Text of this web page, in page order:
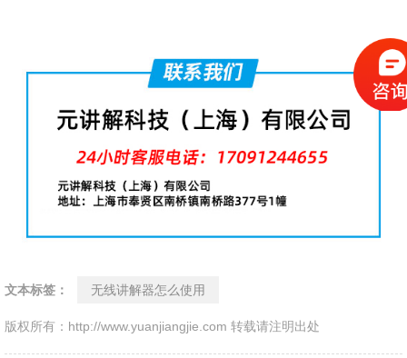
文本标签： 无线讲解器怎么使用
版权所有：http://www.yuanjiangjie.com 转载请注明出处